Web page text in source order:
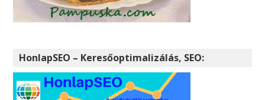
HonlapSEO – Keresőoptimalizálás, SEO: